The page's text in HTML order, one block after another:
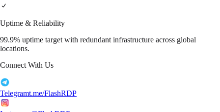
Uptime & Reliability
99.9% uptime target with redundant infrastructure across global
locations.
Connect With Us
Telegramt.me/FlashRDP